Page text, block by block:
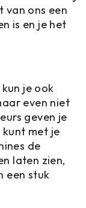
van ons een
is en je het
je ook
even niet
geven je
met je
de
laten zien,
een stuk